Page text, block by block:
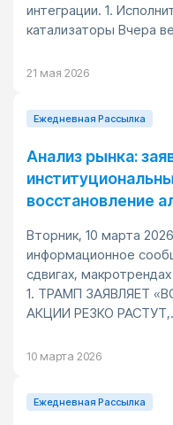
интеграции. 1.
катализаторы Вчера
21 мая 2026
Ежедневная Pассылка
Анализ рынка:
восстановление
Вторник, 10 марта
информационное
сдвигах,
1. ТРАМП ЗАЯВЛЯЕТ
АКЦИИ РЕЗКО
10 марта 2026
Ежедневная Pассылка